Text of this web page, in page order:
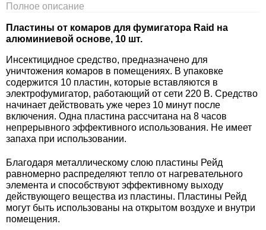
Полное описание
Пластины от комаров для фумигатора Raid на
алюминиевой основе, 10 шт.
Инсектицидное средство, предназначено для
уничтожения комаров в помещениях. В упаковке
содержится 10 пластин, которые вставляются в
электрофумигатор, работающий от сети 220 В. Средство
начинает действовать уже через 10 минут после
включения. Одна пластина рассчитана на 8 часов
непрерывного эффективного использования. Не имеет
запаха при использовании.
Благодаря металлическому слою пластины Рейд
равномерно распределяют тепло от нагревательного
элемента и способствуют эффективному выходу
действующего вещества из пластины. Пластины Рейд
могут быть использованы на открытом воздухе и внутри
помещения.
Семена редьки
Семена салата
Семена свеклы
Семена сельдерея
Семена сидератов
Семена табака
Семена томатов
Семена газонной травы
Удобрения «Чистый лист» Успех
Средства защиты от колорадского жука
Средства защиты от тараканов, прусаков,
клопов, блох, домашних и садовых муравьев
Средства защиты от комаров, москитов,
клещей, ос, мошек, слепней
Средства защиты от мух
Средства защиты от моли
Средства защиты от капустницы
Средства защиты от кротов